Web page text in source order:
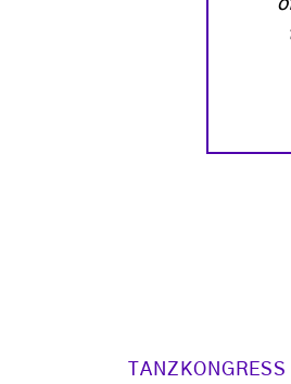
TANZKONGRESS